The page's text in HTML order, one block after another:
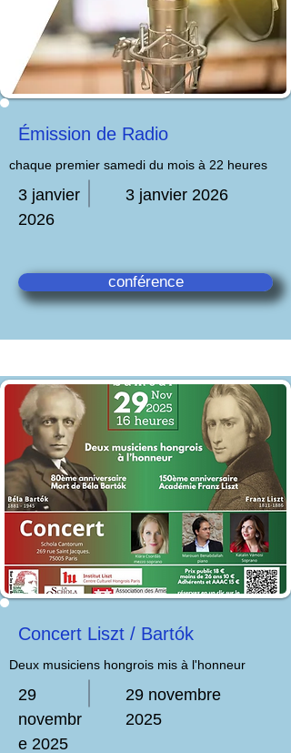
Émission de Radio
chaque premier samedi du mois à 22 heures
3 janvier
2026
3 janvier 2026
conférence
Concert Liszt / Bartók
Deux musiciens hongrois mis à l'honneur
29
novembr
e 2025
29 novembre
2025